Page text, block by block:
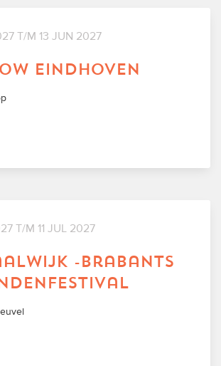
12 JUN 2027 T/M 13 JUN 2027
eindhoven
10 JUL 2027 T/M 11 JUL 2027
-brabants